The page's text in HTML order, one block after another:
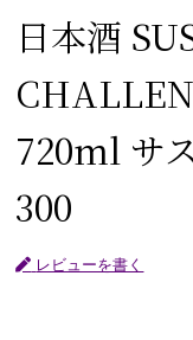
日本酒
720ml サ
300
レビューを書く